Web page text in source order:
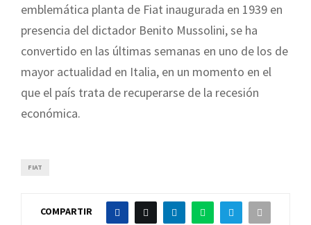
emblemática planta de Fiat inaugurada en 1939 en
presencia del dictador Benito Mussolini, se ha
convertido en las últimas semanas en uno de los de
mayor actualidad en Italia, en un momento en el
que el país trata de recuperarse de la recesión
económica.
FIAT
COMPARTIR